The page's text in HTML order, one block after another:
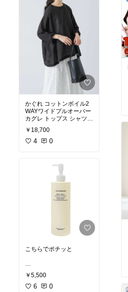
かぐれ コットンボイル2
WAYワイドプルオーバー
カグレ トップス シャツ・
ブラウス ブラック【送料
無料】
￥18,700
4 0
こちらでポチッと
#買ってよかった
め
#時短美容
エステ #おすすめスキン
￥5,500
6 0